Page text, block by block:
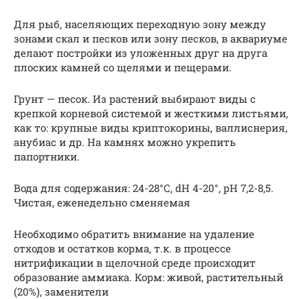
Для рыб, населяющих переходную зону между
зонами скал и песков или зону песков, в аквариуме
делают постройки из уложенных друг на друга
плоских камней со щелями и пещерами.
Грунт — песок. Из растений выбирают виды с
крепкой корневой системой и жесткими листьями,
как то: крупные виды криптокорины, валлиснерия,
анубиас и др. На камнях можно укрепить
папортники.
Вода для содержания: 24-28°С, dH 4-20°, рН 7,2-8,5.
Чистая, еженедельно сменяемая
Необходимо обратить внимание на удаление
отходов и остатков корма, т.к. в процессе
нитрификации в щелочной среде происходит
образование аммиака. Корм: живой, растительный
(20%), заменители